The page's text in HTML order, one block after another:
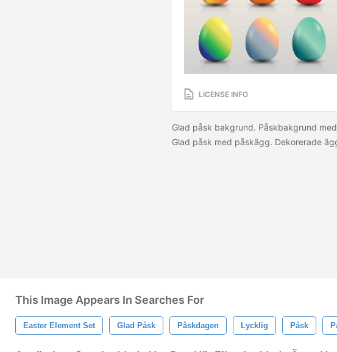
LICENSE INFO
Glad påsk bakgrund. Påskbakgrund
Glad påsk med påskägg. Dekorerade
This Image Appears In Searches For
Easter Element Set Glad Påsk Påskdagen Lycklig Påsk